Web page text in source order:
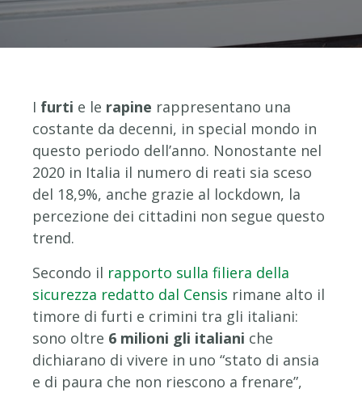
I furti e le rapine rappresentano una
costante da decenni, in special mondo in
questo periodo dell’anno. Nonostante nel
2020 in Italia il numero di reati sia sceso
del 18,9%, anche grazie al lockdown, la
percezione dei cittadini non segue questo
trend.
Secondo il rapporto sulla filiera della
sicurezza redatto dal Censis rimane alto il
timore di furti e crimini tra gli italiani:
sono oltre 6 milioni gli italiani che
dichiarano di vivere in uno “stato di ansia
e di paura che non riescono a frenare”,